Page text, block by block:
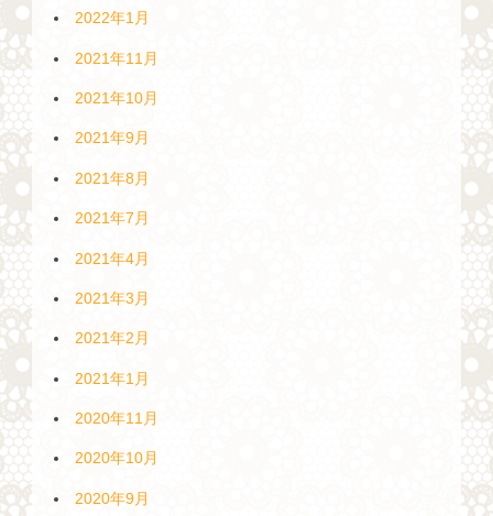
2022年1月
2021年11月
2021年10月
2021年9月
2021年8月
2021年7月
2021年4月
2021年3月
2021年2月
2021年1月
2020年11月
2020年10月
2020年9月